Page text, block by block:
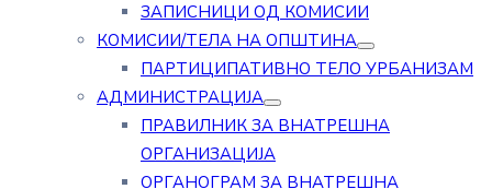
ЗАПИСНИЦИ ОД КОМИСИИ
КОМИСИИ/ТЕЛА НА ОПШТИНА
ПАРТИЦИПАТИВНО ТЕЛО УРБАНИЗАМ
АДМИНИСТРАЦИЈА
ПРАВИЛНИК ЗА ВНАТРЕШНА
ОРГАНИЗАЦИЈА
ОРГАНОГРАМ ЗА ВНАТРЕШНА